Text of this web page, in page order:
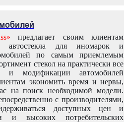
предлагает своим клиентам
автостекла для иномарок и
по самым приемлемым
стекол на практически все
и модификации автомобилей
экономить время и нервы,
на поиск необходимой модели.
с производителями,
доступных цен и
и высоких потребительских